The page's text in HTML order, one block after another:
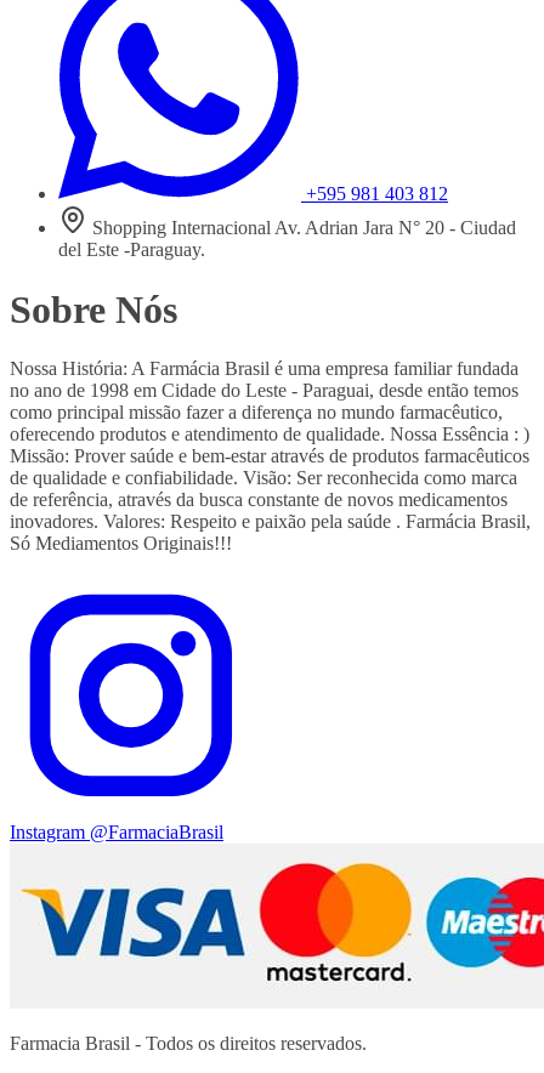
+595 981 403 812
Shopping Internacional Av. Adrian Jara N° 20 - Ciudad
del Este -Paraguay.
Sobre Nós
Nossa História: A Farmácia Brasil é uma empresa familiar fundada
no ano de 1998 em Cidade do Leste - Paraguai, desde então temos
como principal missão fazer a diferença no mundo farmacêutico,
oferecendo produtos e atendimento de qualidade. Nossa Essência : )
Missão: Prover saúde e bem-estar através de produtos farmacêuticos
de qualidade e confiabilidade. Visão: Ser reconhecida como marca
de referência, através da busca constante de novos medicamentos
inovadores. Valores: Respeito e paixão pela saúde . Farmácia Brasil,
Só Mediamentos Originais!!!
Instagram @FarmaciaBrasil
Farmacia Brasil - Todos os direitos reservados.